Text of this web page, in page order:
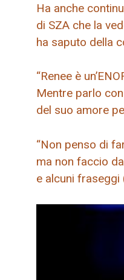
Ha anche
di SZA che la
ha saputo della
“Renee è
Mentre parlo con
del suo amore
“Non penso di
ma non faccio
e alcuni